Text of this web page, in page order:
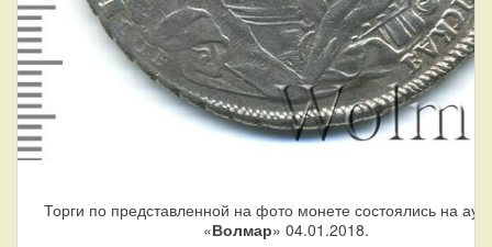
Торги по представленной на фото монете состоялись на
«Волмар» 04.01.2018.